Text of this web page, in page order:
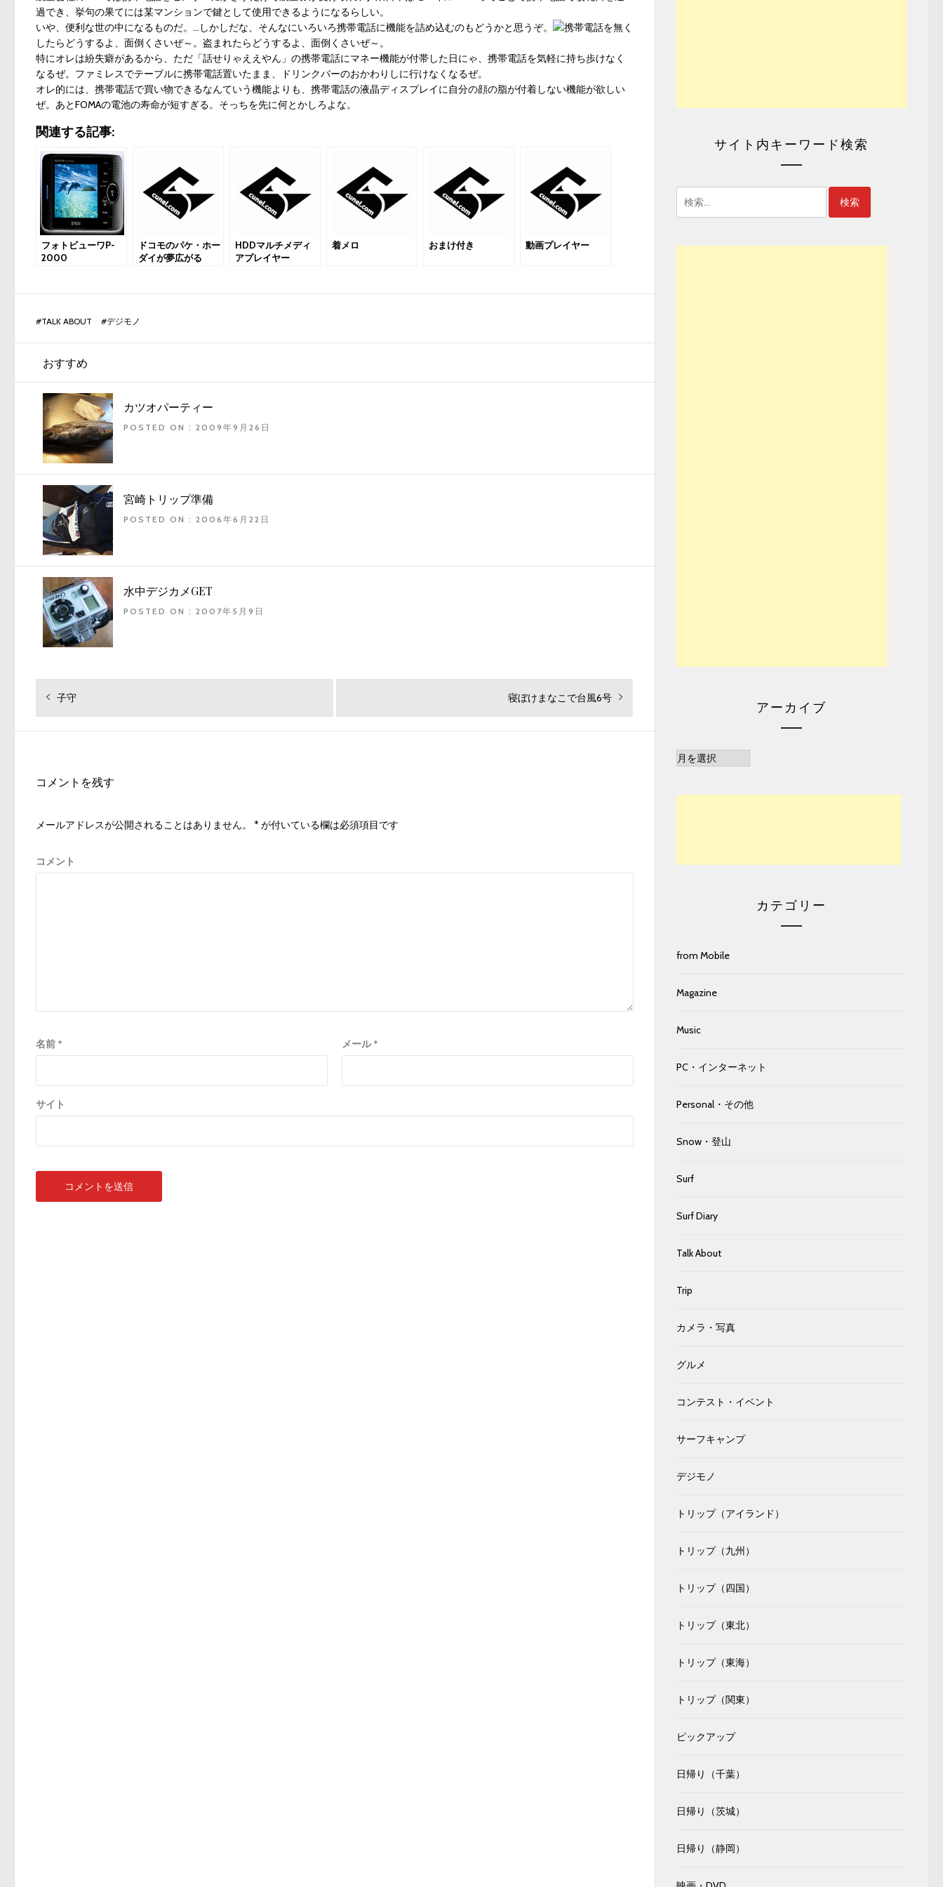
過でき、挙句の果てには某マンションで鍵として使用できるようになるらしい。
いや、便利な世の中になるものだ。…しかしだな、そんなにいろいろ携帯電話に機能を詰め込むのもどうかと思うぞ。
携帯電話を無く
したらどうするよ、面倒くさいぜ～。盗まれたらどうするよ、面倒くさいぜ～。
特にオレは紛失癖があるから、ただ「話せりゃええやん」の携帯電話にマネー機能が付帯した日にゃ、携帯電話を気軽に持ち歩けなく
なるぜ。ファミレスでテーブルに携帯電話置いたまま、ドリンクバーのおかわりしに行けなくなるぜ。
オレ的には、携帯電話で買い物できるなんていう機能よりも、携帯電話の液晶ディスプレイに自分の顔の脂が付着しない機能が欲しい
ぜ。あとFOMAの電池の寿命が短すぎる。そっちを先に何とかしろよな。
関連する記事:
フォトビューワP-
2000
ドコモのパケ・ホー
ダイが夢広がる
HDDマルチメディ
アプレイヤー
着メロ おまけ付き 動画プレイヤー
#TALK ABOUT #デジモノ
おすすめ
カツオパーティー
POSTED ON : 2009年9月26日
宮崎トリップ準備
POSTED ON : 2006年6月22日
水中デジカメGET
POSTED ON : 2007年5月9日
投
ゲ
シ
ン
過
の
子守
次
投
寝ぼけまなこで台風6号
コメントを残す
メールアドレスが公開されることはありません。 * が付いている欄は必須項目です
コメント
名前 * メール*
サイト
サイト内キーワード検索
検
索:
アーカイブ
ア
カテゴリー
from Mobile
Magazine
Music
PC・インターネット
Personal・その他
Snow・登山
Surf
Surf Diary
Talk About
Trip
カメラ・写真
グルメ
コンテスト・イベント
サーフキャンプ
デジモノ
トリップ（アイランド）
トリップ（九州）
トリップ（四国）
トリップ（東北）
トリップ（東海）
トリップ（関東）
ピックアップ
日帰り（千葉）
日帰り（茨城）
日帰り（静岡）